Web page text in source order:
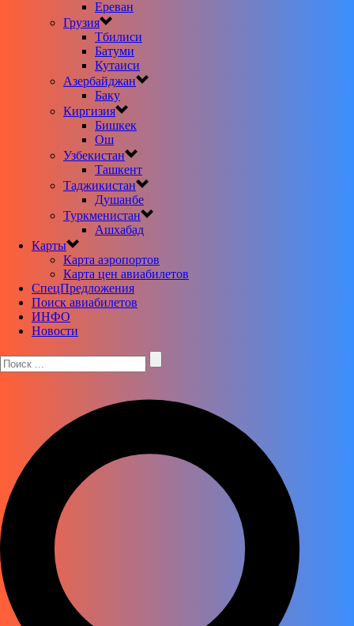
Ереван
Грузия
Тбилиси
Батуми
Кутаиси
Азербайджан
Баку
Киргизия
Бишкек
Ош
Узбекистан
Ташкент
Таджикистан
Душанбе
Туркменистан
Ашхабад
Карты
Карта аэропортов
Карта цен авиабилетов
CпецПредложения
Поиск авиабилетов
ИНФО
Новости